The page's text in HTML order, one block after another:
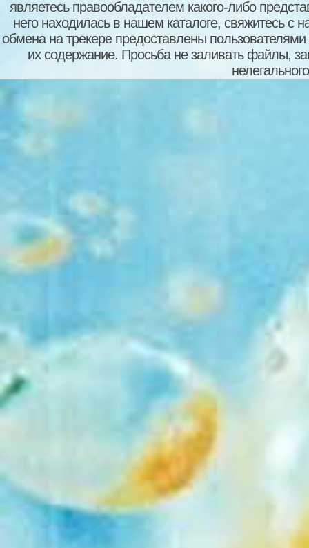
являетесь правообладателем какого-либо
него находилась в нашем каталоге, свяжитесь
обмена на трекере предоставлены пользователями
их содержание. Просьба не заливать файлы,